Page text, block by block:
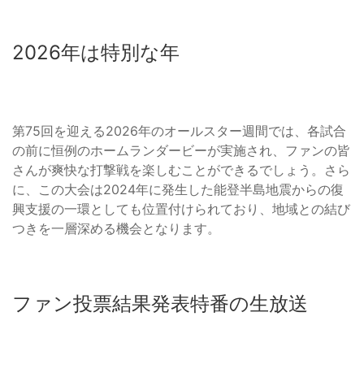
2026年は特別な年
第75回を迎える2026年のオールスター週間では、各試合
の前に恒例のホームランダービーが実施され、ファンの皆
さんが爽快な打撃戦を楽しむことができるでしょう。さら
に、この大会は2024年に発生した能登半島地震からの復
興支援の一環としても位置付けられており、地域との結び
つきを一層深める機会となります。
ファン投票結果発表特番の生放送